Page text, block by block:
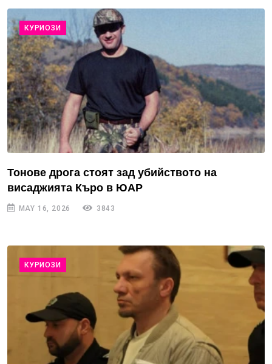
КУРИОЗИ
Тонове дрога стоят зад убийството на
висаджията Къро в ЮАР
MAY 16, 2026 3843
КУРИОЗИ